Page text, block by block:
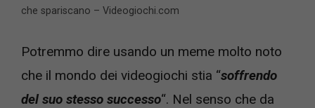
che spariscano – Videogiochi.com
Potremmo dire usando un meme molto noto
che il mondo dei videogiochi stia “soffrendo
del suo stesso successo“. Nel senso che da